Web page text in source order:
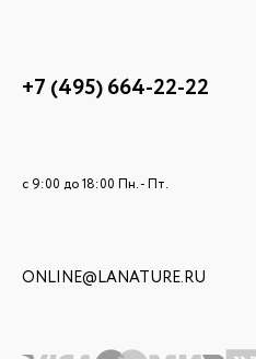
+7 (495) 664-22-22
c 9:00 до 18:00 Пн. - Пт.
ONLINE@LANATURE.RU